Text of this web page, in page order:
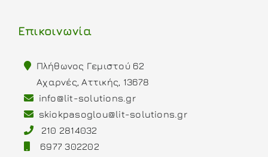
Επικοινωνία
Πλήθωνος Γεμιστού 62
Αχαρνές, Αττικής, 13678
info@lit-solutions.gr
skiokpasoglou@lit-solutions.gr
210 2814032
6977 302202